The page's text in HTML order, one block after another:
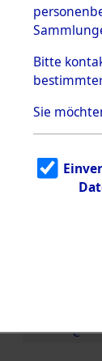
5.3
zu
en
5.3.2
g
5.3.3
e
Bitte
Sie